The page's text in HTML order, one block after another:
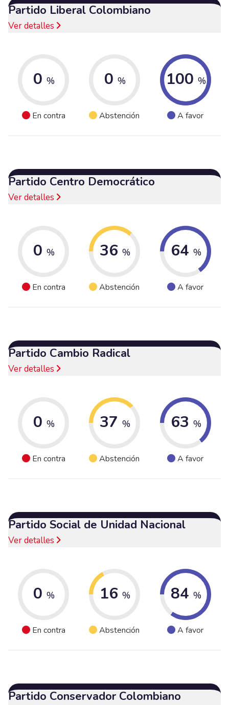
Partido Liberal Colombiano
Ver detalles
0 %
En contra
0 %
Abstención
100 %
A favor
Partido Centro Democrático
Ver detalles
0 %
En contra
36 %
Abstención
64 %
A favor
Partido Cambio Radical
Ver detalles
0 %
En contra
37 %
Abstención
63 %
A favor
Partido Social de Unidad Nacional
Ver detalles
0 %
En contra
16 %
Abstención
84 %
A favor
Partido Conservador Colombiano